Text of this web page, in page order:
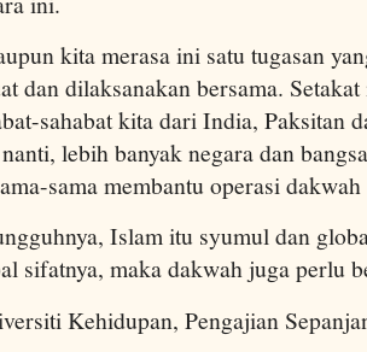
kita merasa ini satu tugasan
dan dilaksanakan bersama.
sahabat kita dari India, Paksitan
lebih banyak negara dan
sama membantu operasi
Islam itu syumul dan
sifatnya, maka dakwah juga perlu
Kehidupan, Pengajian